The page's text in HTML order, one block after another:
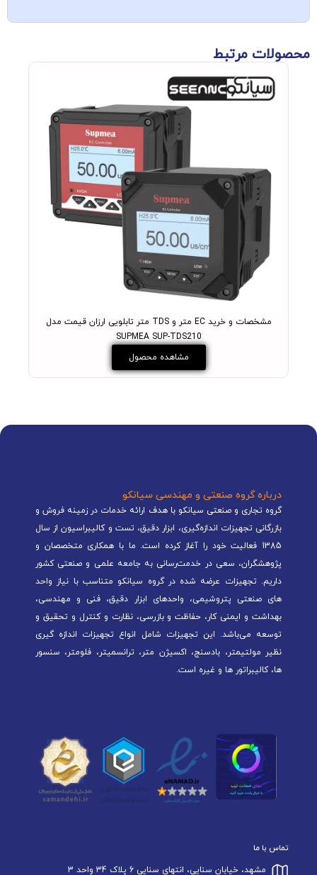
محصولات مرتبط
مشخصات و خرید EC متر و TDS متر تابلویی ارزان قیمت مدل
SUPMEA SUP-TDS210
مشاهده محصول
درباره گروه صنعتی و مهندسی سیانکو
گروه تجاری و صنعتی سیانکو با هدف ارائه خدمات در زمینه فروش و
بازرگانی تجهیزات اندازه‌گیری، ابزار دقیق، تست و کالیبراسیون از سال
1385 فعالیت خود را آغاز کرده است. ما با همکاری متخصصان و
پژوهشگران، سعی در خدمت‌رسانی به جامعه علمی و صنعتی کشور
داریم. تجهیزات عرضه شده در گروه سیانکو متناسب با نیاز واحد
های صنعتی پتروشیمی، واحدهای ابزار دقیق، فنی و مهندسی،
بهداشت و ایمنی کار، حفاظت و بازرسی، نظارت و کنترل و تحقیق و
توسعه می‌باشد. این تجهیزات شامل انواع تجهیزات اندازه گیری
نظیر مولتیمتر، بادسنج، اکسیژن متر، ترانسمیتر، فلومتر، سنسور
ها، کالیبراتور ها و غیره است.
تماس با ما
مشهد، خیابان سنایی، انتهای سنایی 6 پلاک 34 واحد 3